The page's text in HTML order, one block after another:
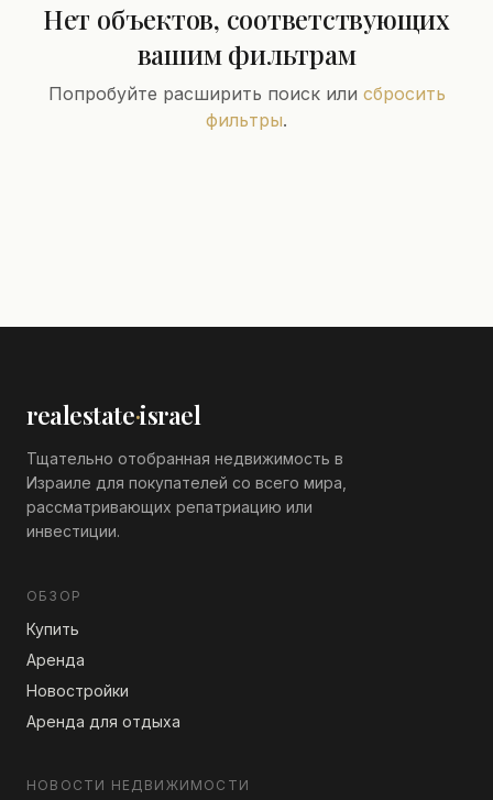
Нет объектов, соответствующих
вашим фильтрам
Попробуйте расширить поиск или сбросить
фильтры.
realestate·israel
Тщательно отобранная недвижимость в
Израиле для покупателей со всего мира,
рассматривающих репатриацию или
инвестиции.
ОБЗОР
Купить
Аренда
Новостройки
Аренда для отдыха
НОВОСТИ НЕДВИЖИМОСТИ